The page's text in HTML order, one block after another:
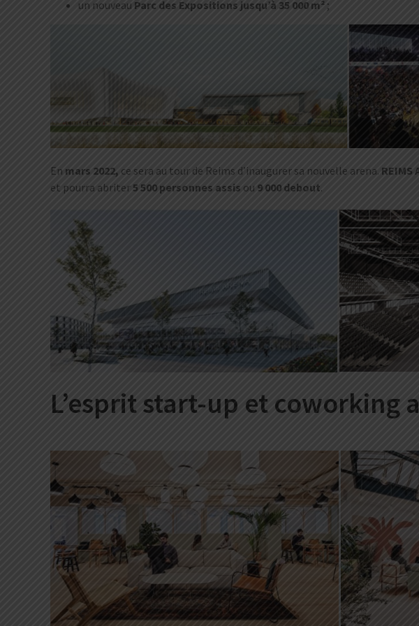
un nouveau Parc des Expositions jusqu’à 35 000 m² ;
En mars 2022, ce sera au tour de Reims d’inaugurer sa nouvelle arena. REIMS
et pourra abriter 5 500 personnes assis ou 9 000 debout.
L’esprit start-up et coworking